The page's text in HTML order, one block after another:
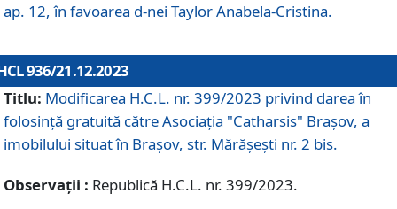
ap. 12, în favoarea d-nei Taylor Anabela-Cristina.
936/21.12.2023
Titlu: Modificarea H.C.L. nr. 399/2023 privind darea în
folosinţă gratuită către Asociaţia "Catharsis" Brașov, a
imobilului situat în Braşov, str. Mărăşeşti nr. 2 bis.
Observații : Republică H.C.L. nr. 399/2023.